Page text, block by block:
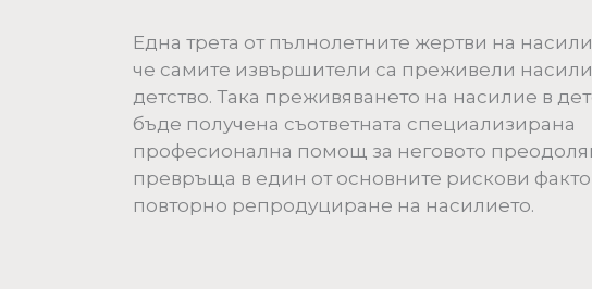
Една трета от пълнолетните жертви на
че самите извършители са преживели
детство. Така преживяването на насилие в
бъде получена съответната специализирана
професионална помощ за неговото
превръща в един от основните рискови
повторно репродуциране на насилието.